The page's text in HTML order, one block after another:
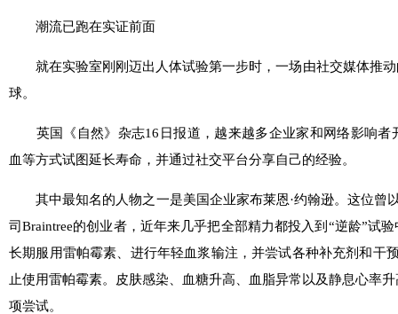
潮流已跑在实证前面
就在实验室刚刚迈出人体试验第一步时，一场由社交媒体推动
球。
英国《自然》杂志16日报道，越来越多企业家和网络影响者
血等方式试图延长寿命，并通过社交平台分享自己的经验。
其中最知名的人物之一是美国企业家布莱恩·约翰逊。这位曾
司Braintree的创业者，近年来几乎把全部精力都投入到“逆龄”试
长期服用雷帕霉素、进行年轻血浆输注，并尝试各种补充剂和干
止使用雷帕霉素。皮肤感染、血糖升高、血脂异常以及静息心率
项尝试。